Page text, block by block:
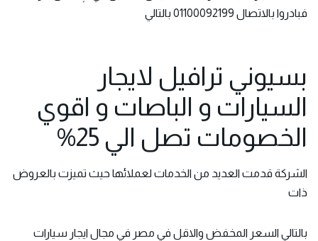
فبادروا بالاتصال 01100092199 بالتالي
بسيوني ترافيل لايجار
السيارات و الباصات و اقوي
الخصومات تصل الي 25%
الشركة قدمت العديد من الخدمات لعملائها حيث تميزت بالعروض
ذات
بالتالي السعر المخفض والاقل في مصر في مجال ايجار سيارات